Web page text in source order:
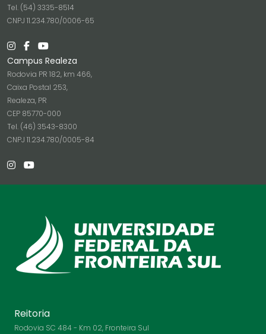
Tel. (54) 3335-8514
CNPJ 11.234.780/0006-65
Campus Realeza
Rodovia PR 182, km 466,
Caixa Postal 253,
Realeza, PR
CEP 85770-000
Tel. (46) 3543-8300
CNPJ 11.234.780/0005-84
Reitoria
Rodovia SC 484 - Km 02, Fronteira Sul